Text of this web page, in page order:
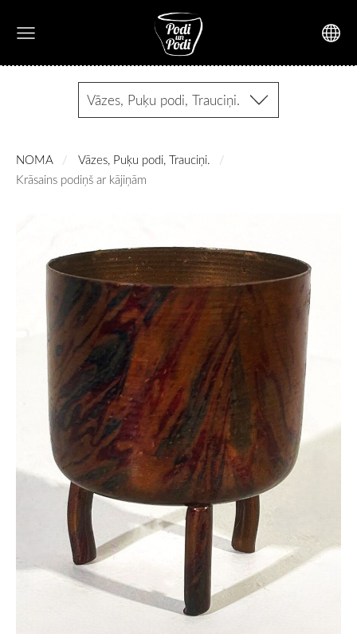
Vāzes, Puķu podi, Trauciņi.
NOMA
Vāzes, Puķu podi, Trauciņi.
Krāsains podiņš ar kājiņām